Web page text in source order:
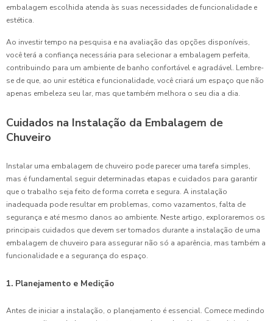
embalagem escolhida atenda às suas necessidades de funcionalidade e
estética.
Ao investir tempo na pesquisa e na avaliação das opções disponíveis,
você terá a confiança necessária para selecionar a embalagem perfeita,
contribuindo para um ambiente de banho confortável e agradável. Lembre-
se de que, ao unir estética e funcionalidade, você criará um espaço que não
apenas embeleza seu lar, mas que também melhora o seu dia a dia.
Cuidados na Instalação da Embalagem de
Chuveiro
Instalar uma embalagem de chuveiro pode parecer uma tarefa simples,
mas é fundamental seguir determinadas etapas e cuidados para garantir
que o trabalho seja feito de forma correta e segura. A instalação
inadequada pode resultar em problemas, como vazamentos, falta de
segurança e até mesmo danos ao ambiente. Neste artigo, exploraremos os
principais cuidados que devem ser tomados durante a instalação de uma
embalagem de chuveiro para assegurar não só a aparência, mas também a
funcionalidade e a segurança do espaço.
1. Planejamento e Medição
Antes de iniciar a instalação, o planejamento é essencial. Comece medindo